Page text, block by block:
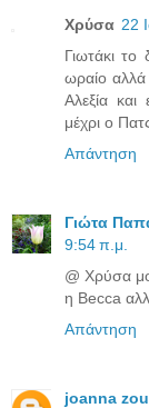
Χρύσα 22
Γιωτάκι
ωραίο
Αλεξία
μέχρι ο
Απάντηση
Γιώτα
9:54 π.μ.
@ Χρύσα
η Becca
Απάντηση
joanna zou